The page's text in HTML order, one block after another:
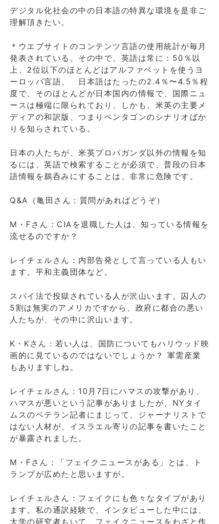
デジタル化社会の中の日本語の特異な環境を是非ご
理解頂きたい。
＊ウエブサイトのコンテンツ言語の使用統計が毎月
発表されている。その中で、英語は常に：50％以
上、2位以下のほとんどはアルファベットを使うヨ
ーロッパ言語、 日本語はたったの2.4％〜4.5％程
度で、そのほとんどが日本国内の情報で、国際ニュ
ースは極端に限られており、しかも、米英の主要メ
ディアの和訳版、つまりペンタゴンのシナリオばか
りを知らされている。
日本の人たちが、米英プロパガンダ以外の情報を知
るには、英語で検索することが必須で、普段の日本
語情報を鵜呑みにすることは、非常に危険です。
Q&A（亀田さん：質問があればどうぞ）
M・Fさん：CIAを退職した人は、知っている情報を
流せるのですか？
レイチェルさん：内部告発として言っている人もい
ます。平和主義団体など。
スパイ法で投獄されている人が沢山います。囚人の
5割は無実のアメリカですから、政府に都合の悪い
人たちが、その中に沢山います。
K・Kさん：若い人は、国防についてもハリウッド映
画的に見ているのではないでしょうか？ 軍需産業
もありますしね。
レイチェルさん：10月7日にハマスの攻撃があり、
ハマスが悪いという記事がありましたが、NYタイ
ムスのベテラン記者にまじって、ジャーナリストで
はない人材が、イスラエル寄りの記事を書いたこと
が暴露されました。
M・Fさん：「フェイクニュースがある」とは、ト
ランプが広めたと思いますが。
レイチェルさん：フェイクにも色々なタイプがあり
ます。私の通訳経験で、インタビューした中には、
大学の研究者もいて、フェイクニュースをわざと作